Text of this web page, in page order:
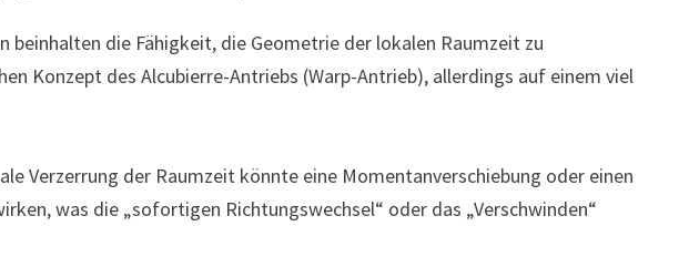
beinhalten die Fähigkeit, die Geometrie der lokalen Raumzeit zu
Konzept des Alcubierre-Antriebs (Warp-Antrieb), allerdings auf einem viel
Verzerrung der Raumzeit könnte eine Momentanverschiebung oder einen
was die „sofortigen Richtungswechsel“ oder das „Verschwinden“